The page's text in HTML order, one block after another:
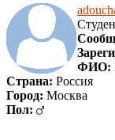
началу
ФИО:
Страна: Россия
Город: Москва
Пол: